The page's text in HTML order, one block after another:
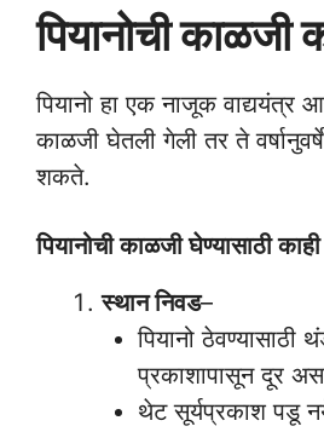
पियानोची काळजी
पियानो हा एक नाजूक वाद्ययंत्र
काळजी घेतली गेली तर ते
शकते.
पियानोची काळजी घेण्यासाठी
स्थान निवड–
पियानो
प्रकाशापासून दूर
थेट सूर्यप्रकाश पडू